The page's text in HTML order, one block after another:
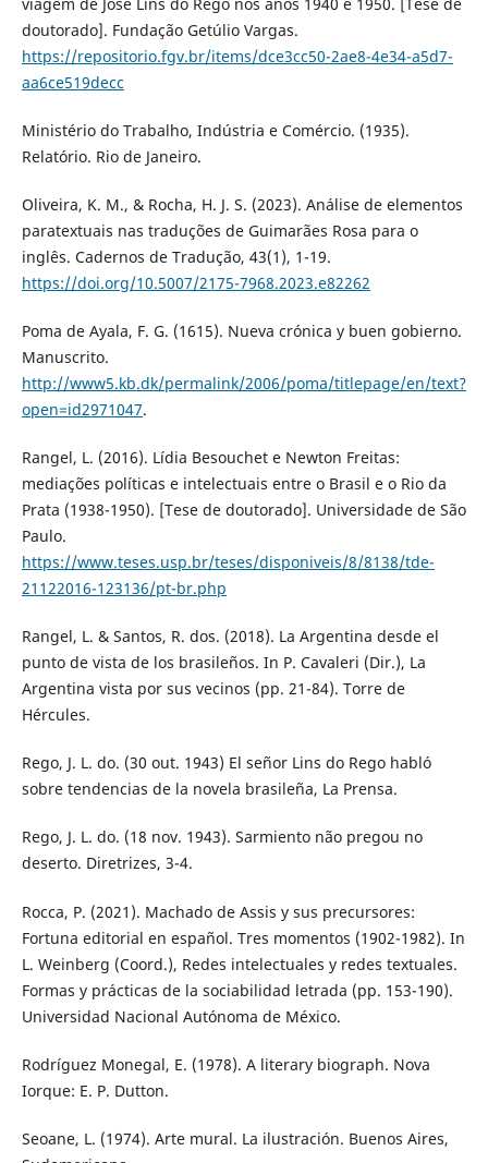
viagem de José Lins do Rego nos anos 1940 e 1950. [Tese de
doutorado]. Fundação Getúlio Vargas.
https://repositorio.fgv.br/items/dce3cc50-2ae8-4e34-a5d7-
aa6ce519decc
Ministério do Trabalho, Indústria e Comércio. (1935).
Relatório. Rio de Janeiro.
Oliveira, K. M., & Rocha, H. J. S. (2023). Análise de elementos
paratextuais nas traduções de Guimarães Rosa para o
inglês. Cadernos de Tradução, 43(1), 1-19.
https://doi.org/10.5007/2175-7968.2023.e82262
Poma de Ayala, F. G. (1615). Nueva crónica y buen gobierno.
Manuscrito.
http://www5.kb.dk/permalink/2006/poma/titlepage/en/text?
open=id2971047.
Rangel, L. (2016). Lídia Besouchet e Newton Freitas:
mediações políticas e intelectuais entre o Brasil e o Rio da
Prata (1938-1950). [Tese de doutorado]. Universidade de São
Paulo.
https://www.teses.usp.br/teses/disponiveis/8/8138/tde-
21122016-123136/pt-br.php
Rangel, L. & Santos, R. dos. (2018). La Argentina desde el
punto de vista de los brasileños. In P. Cavaleri (Dir.), La
Argentina vista por sus vecinos (pp. 21-84). Torre de
Hércules.
Rego, J. L. do. (30 out. 1943) El señor Lins do Rego habló
sobre tendencias de la novela brasileña, La Prensa.
Rego, J. L. do. (18 nov. 1943). Sarmiento não pregou no
deserto. Diretrizes, 3-4.
Rocca, P. (2021). Machado de Assis y sus precursores:
Fortuna editorial en español. Tres momentos (1902-1982). In
L. Weinberg (Coord.), Redes intelectuales y redes textuales.
Formas y prácticas de la sociabilidad letrada (pp. 153-190).
Universidad Nacional Autónoma de México.
Rodríguez Monegal, E. (1978). A literary biograph. Nova
Iorque: E. P. Dutton.
Seoane, L. (1974). Arte mural. La ilustración. Buenos Aires,